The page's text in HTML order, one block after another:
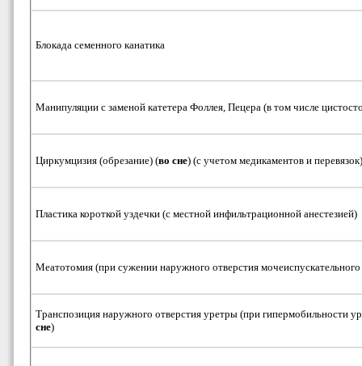
Блокада семенного канатика
Манипуляции с заменой катетера Фоллея, Пецера (в том числе
Циркумцизия (обрезание) (во сне) (с учетом медикаментов и перевязок)
Пластика короткой уздечки (с местной инфильтрационной анестезией)
Меатотомия (при сужении наружного отверстия мочеиспускательного
Транспозиция наружного отверстия уретры (при
сне)